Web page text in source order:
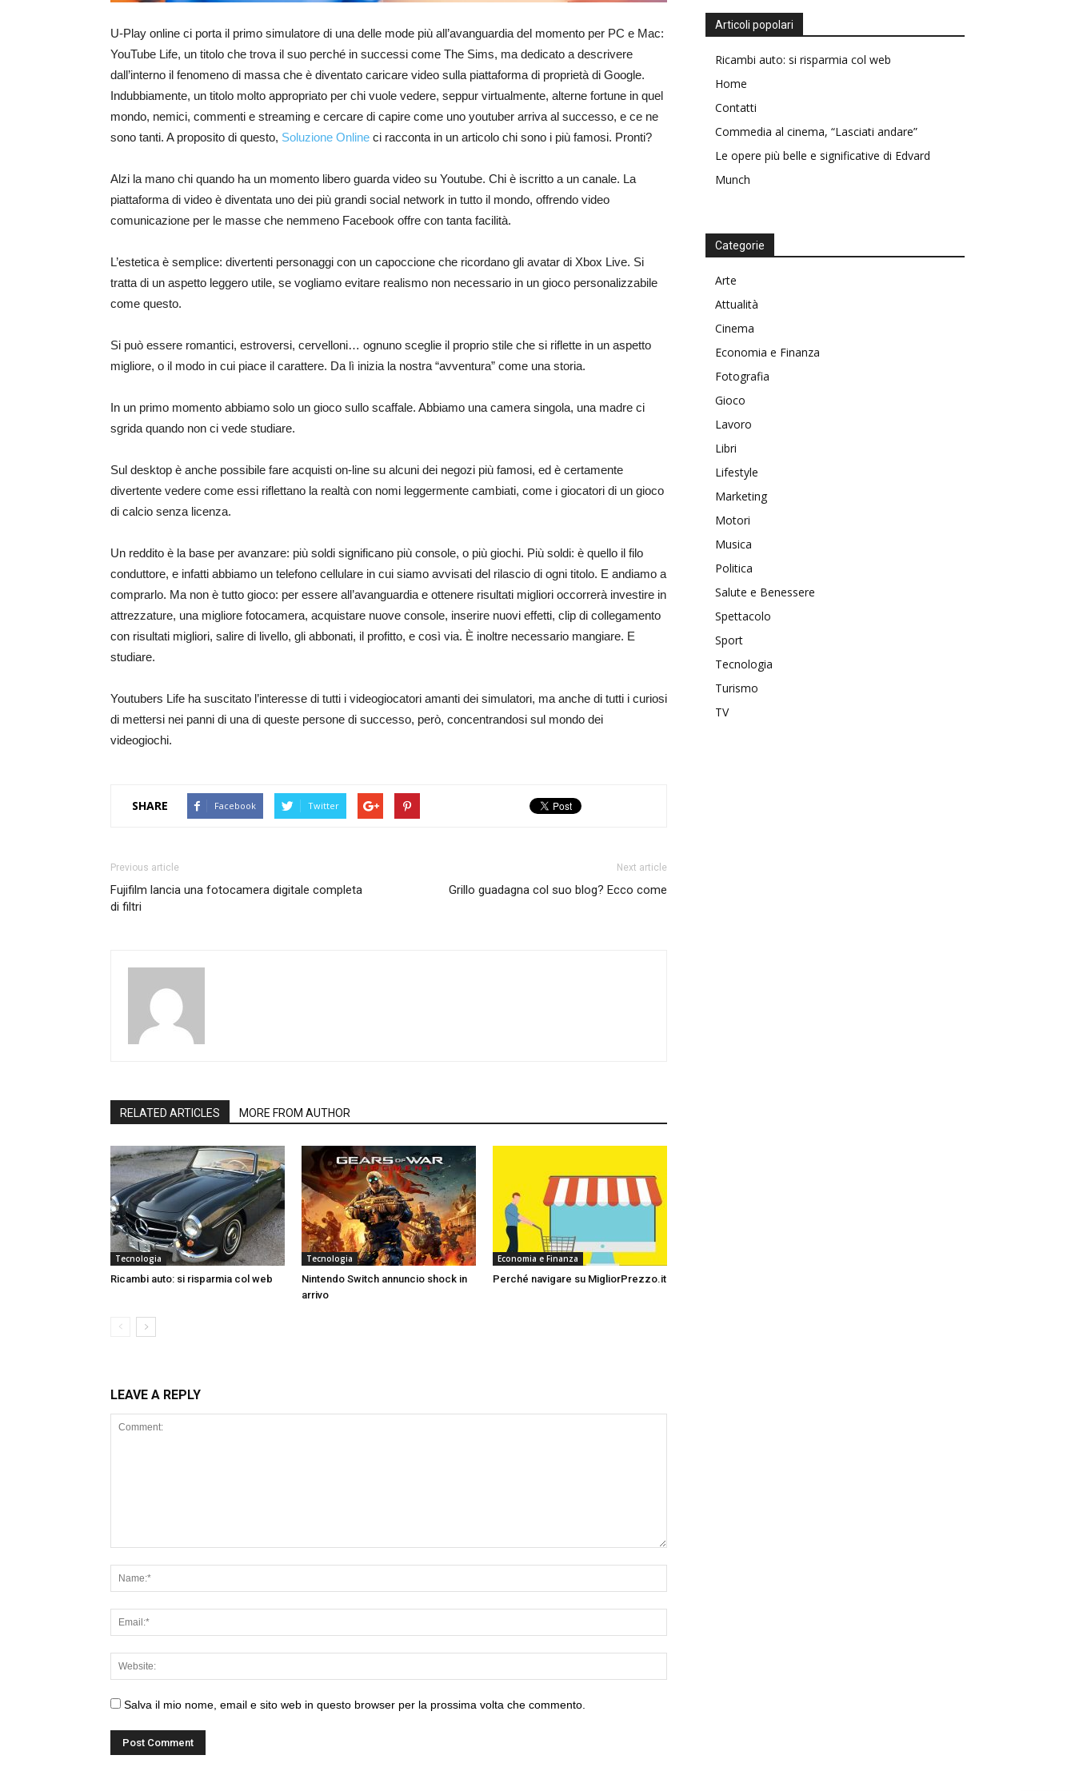
U-Play online ci porta il primo simulatore di una delle mode più all’avanguardia del momento per PC e Mac:
YouTube Life, un titolo che trova il suo perché in successi come The Sims, ma dedicato a descrivere
dall’interno il fenomeno di massa che è diventato caricare video sulla piattaforma di proprietà di Google.
Indubbiamente, un titolo molto appropriato per chi vuole vedere, seppur virtualmente, alterne fortune in quel
mondo, nemici, commenti e streaming e cercare di capire come uno youtuber arriva al successo, e ce ne
sono tanti. A proposito di questo, Soluzione Online ci racconta in un articolo chi sono i più famosi. Pronti?
Alzi la mano chi quando ha un momento libero guarda video su Youtube. Chi è iscritto a un canale. La
piattaforma di video è diventata uno dei più grandi social network in tutto il mondo, offrendo video
comunicazione per le masse che nemmeno Facebook offre con tanta facilità.
L’estetica è semplice: divertenti personaggi con un capoccione che ricordano gli avatar di Xbox Live. Si
tratta di un aspetto leggero utile, se vogliamo evitare realismo non necessario in un gioco personalizzabile
come questo.
Si può essere romantici, estroversi, cervelloni… ognuno sceglie il proprio stile che si riflette in un aspetto
migliore, o il modo in cui piace il carattere. Da lì inizia la nostra “avventura” come una storia.
In un primo momento abbiamo solo un gioco sullo scaffale. Abbiamo una camera singola, una madre ci
sgrida quando non ci vede studiare.
Sul desktop è anche possibile fare acquisti on-line su alcuni dei negozi più famosi, ed è certamente
divertente vedere come essi riflettano la realtà con nomi leggermente cambiati, come i giocatori di un gioco
di calcio senza licenza.
Un reddito è la base per avanzare: più soldi significano più console, o più giochi. Più soldi: è quello il filo
conduttore, e infatti abbiamo un telefono cellulare in cui siamo avvisati del rilascio di ogni titolo. E andiamo a
comprarlo. Ma non è tutto gioco: per essere all’avanguardia e ottenere risultati migliori occorrerà investire in
attrezzature, una migliore fotocamera, acquistare nuove console, inserire nuovi effetti, clip di collegamento
con risultati migliori, salire di livello, gli abbonati, il profitto, e così via. È inoltre necessario mangiare. E
studiare.
Youtubers Life ha suscitato l’interesse di tutti i videogiocatori amanti dei simulatori, ma anche di tutti i curiosi
di mettersi nei panni di una di queste persone di successo, però, concentrandosi sul mondo dei
videogiochi.
SHARE Facebook Twitter
Previous article
Fujifilm lancia una fotocamera digitale completa
di filtri
Next article
Grillo guadagna col suo blog? Ecco come
RELATED ARTICLES MORE FROM AUTHOR
Tecnologia
Ricambi auto: si risparmia col web
Tecnologia
Nintendo Switch annuncio shock in
arrivo
Economia e Finanza
Perché navigare su MigliorPrezzo.it
LEAVE A REPLY
Salva il mio nome, email e sito web in questo browser per la prossima volta che commento.
Articoli popolari
Ricambi auto: si risparmia col web
Home
Contatti
Commedia al cinema, “Lasciati andare”
Le opere più belle e significative di Edvard
Munch
Categorie
Arte
Attualità
Cinema
Economia e Finanza
Fotografia
Gioco
Lavoro
Libri
Lifestyle
Marketing
Motori
Musica
Politica
Salute e Benessere
Spettacolo
Sport
Tecnologia
Turismo
TV